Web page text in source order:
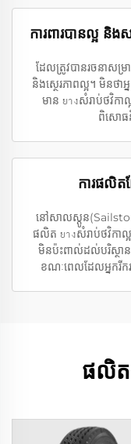
ការពារបានល្អ និង
ដែលត្រូវបានរចនាសម្រ
និងស្ថេរភាពល្អ។ មិនថា
មាន​ ยางសំរាប់​ថវិកា
ពិសោធន៍
ការផលិត
នៅ​សាលស្តូន
ផលិត ยางសំរាប់ថវិកាល្
មិនប៉ះពាល់ដល់បរិស្ថាន
ខណៈពេលដែលអ្នករី
ផលិត